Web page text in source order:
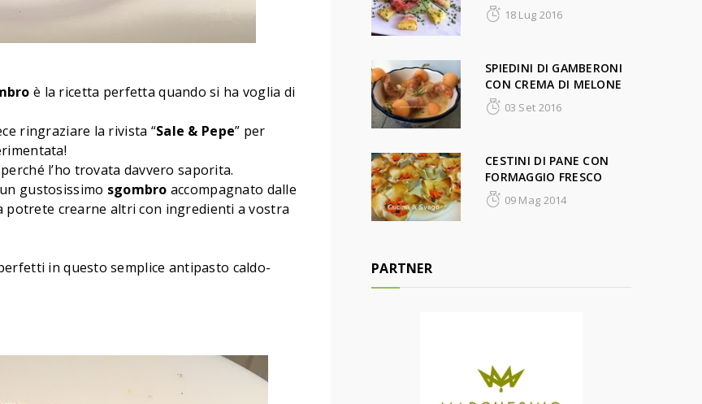
è la ricetta perfetta quando si ha voglia di
ringraziare la rivista “Sale & Pepe” per
l’ho trovata davvero saporita.
gustosissimo sgombro accompagnato dalle
potrete crearne altri con ingredienti a vostra
in questo semplice antipasto caldo-
18 Lug 2016
SPIEDINI DI GAMBERONI
CON CREMA DI MELONE
03 Set 2016
CESTINI DI PANE CON
FORMAGGIO FRESCO
09 Mag 2014
PARTNER